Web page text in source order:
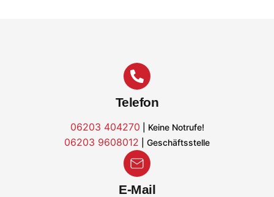
Telefon
06203 404270 | Keine Notrufe!
06203 9608012 | Geschäftsstelle
E-Mail